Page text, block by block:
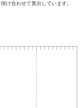
け合わせて算出しています。